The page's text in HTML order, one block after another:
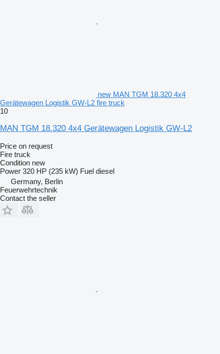
new MAN TGM 18.320 4x4
Gerätewagen Logistik GW-L2 fire truck
10
MAN TGM 18.320 4x4 Gerätewagen Logistik GW-L2
Price on request
Fire truck
Condition new
Power 320 HP (235 kW) Fuel diesel
Germany, Berlin
Feuerwehrtechnik
Contact the seller